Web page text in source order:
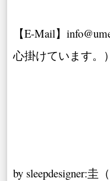
【E-Mail】
心掛けています。）
by sleepdesigner:圭